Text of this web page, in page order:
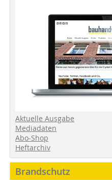
Aktuelle Ausgabe
Mediadaten
Abo-Shop
Heftarchiv
Brandschutz